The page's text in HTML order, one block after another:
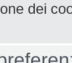
dei